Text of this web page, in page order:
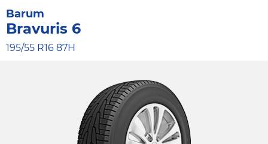
Barum
Bravuris 6
195/55 R16 87H